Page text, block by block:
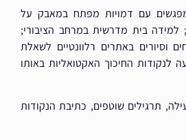
עם דמויות מפתח במאבק על
למידה בית מדרשית במרחב הציבורי;
וסיורים באתרים רלוונטיים לשאלת
לנקודות החיכוך האקטואליות באותו
תרגילים שוטפים, כתיבת הנקודות